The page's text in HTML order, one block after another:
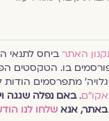
האתרביחס לתנאי
בו. הטקסטים
מתפרסמים הודות
.באם נפלה שגגה
אנאשלחו לנו